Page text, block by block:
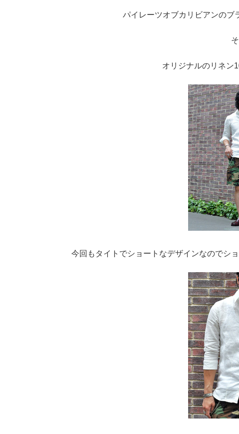
パイレーツオブカリビアンのブ
オリジナルのリネン
今回もタイトでショートなデザインなのでシ